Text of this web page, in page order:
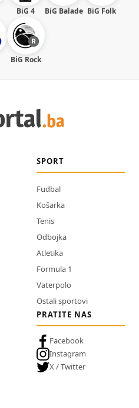
BiG 4 BiG Balade BiG Folk
BiG Rock
SPORT
Fudbal
Košarka
Tenis
Odbojka
Atletika
Formula 1
Vaterpolo
Ostali sportovi
PRATITE NAS
Facebook
Instagram
X / Twitter